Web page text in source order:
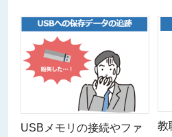
USBメモリの接続やファ
教